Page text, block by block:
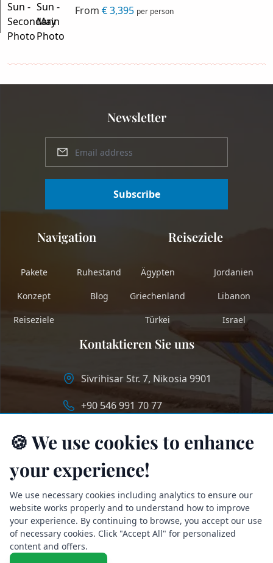
From € 3,395 per person
Newsletter
Subscribe
Navigation
Pakete
Konzept
Reiseziele
Ruhestand
Blog
Reiseziele
Ägypten
Griechenland
Türkei
Jordanien
Libanon
Israel
Kontaktieren Sie uns
Sivrihisar Str. 7, Nikosia 9901
+90 546 991 70 77
info@longstaycyprus.com
🍪 We use cookies to enhance
your experience!
We use necessary cookies including analytics to ensure our
website works properly and to understand how to improve
your experience. By continuing to browse, you accept our use
of necessary cookies. Click "Accept All" for personalized
content and offers.